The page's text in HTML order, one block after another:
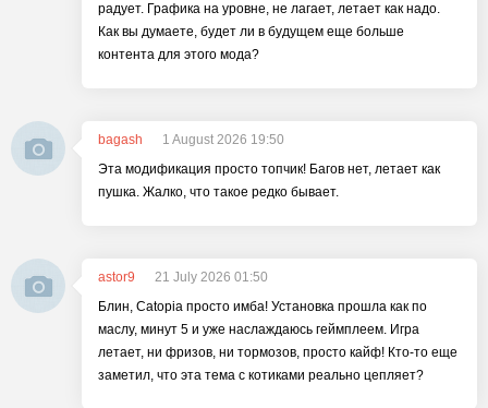
радует. Графика на уровне, не лагает, летает как надо.
Как вы думаете, будет ли в будущем еще больше
контента для этого мода?
bagash
1 August 2026 19:50
Эта модификация просто топчик! Багов нет, летает как
пушка. Жалко, что такое редко бывает.
astor9
21 July 2026 01:50
Блин, Catopia просто имба! Установка прошла как по
маслу, минут 5 и уже наслаждаюсь геймплеем. Игра
летает, ни фризов, ни тормозов, просто кайф! Кто-то еще
заметил, что эта тема с котиками реально цепляет?